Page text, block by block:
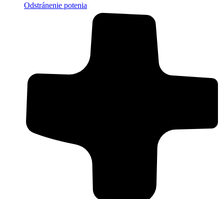
Odstránenie potenia